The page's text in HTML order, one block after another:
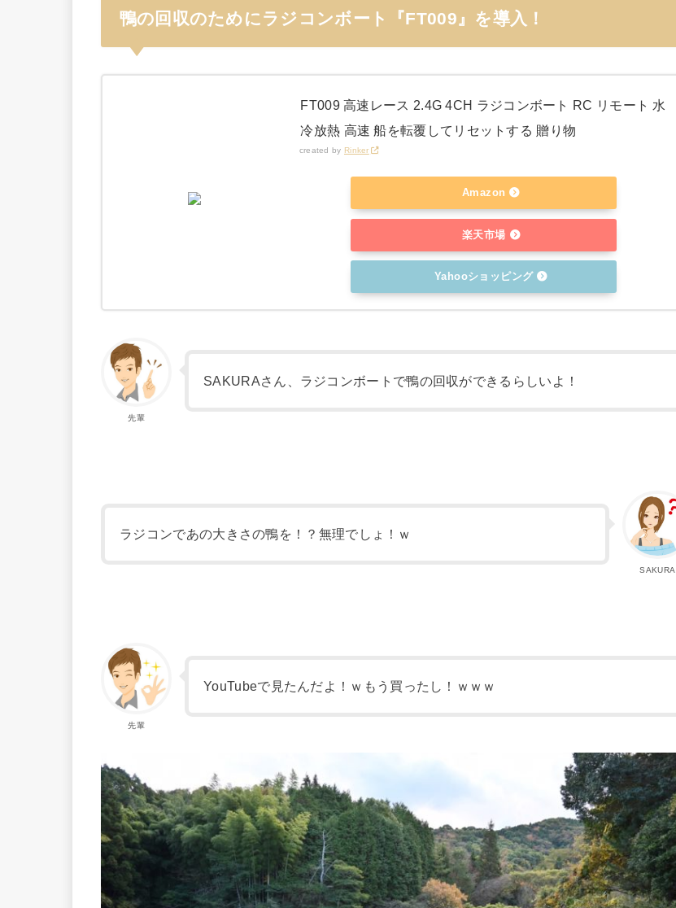
鴨の回収のためにラジコンボート『FT009』を導入！
FT009 高速レース 2.4G 4CH ラジコンボート RC リモート 水
冷放熱 高速 船を転覆してリセットする 贈り物
created by Rinker
Amazon
楽天市場
Yahooショッピング
先輩
SAKURAさん、ラジコンボートで鴨の回収ができるらしいよ！
SAKURA
ラジコンであの大きさの鴨を！？無理でしょ！ｗ
先輩
YouTubeで見たんだよ！ｗもう買ったし！ｗｗｗ